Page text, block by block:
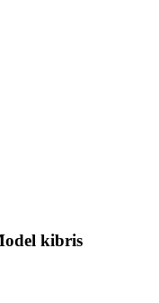
kibris